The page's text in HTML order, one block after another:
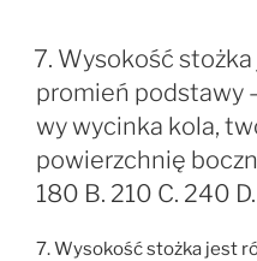
7. Wysokość
promień podstawy
wy wycinka kola,
powierzchnię
180 B. 210 C. 240
7. Wysokość stożka jest